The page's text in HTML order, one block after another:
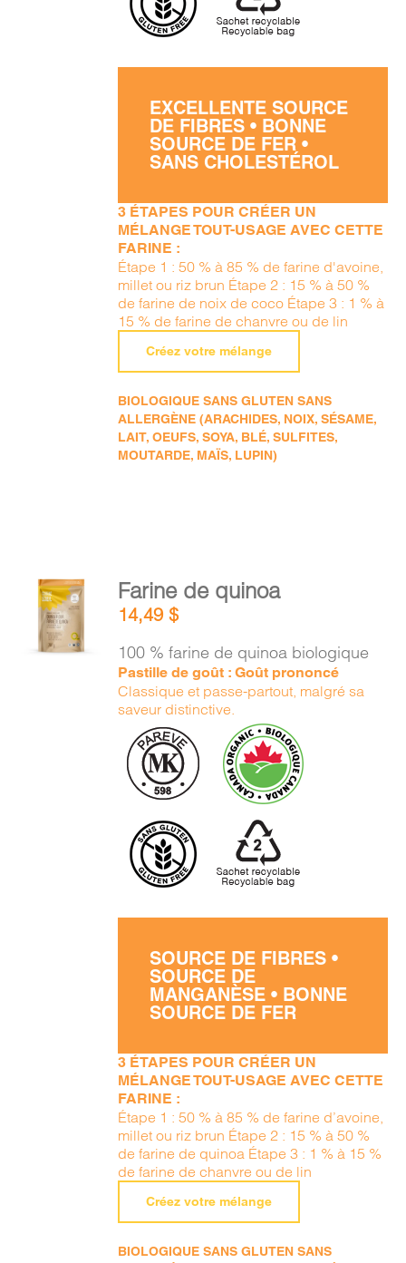
EXCELLENTE SOURCE
DE FIBRES • BONNE
SOURCE DE FER •
SANS CHOLESTÉROL
3 ÉTAPES POUR CRÉER UN
MÉLANGE TOUT-USAGE AVEC CETTE
FARINE :
Étape 1 : 50 % à 85 % de farine d'avoine,
millet ou riz brun Étape 2 : 15 % à 50 %
de farine de noix de coco Étape 3 : 1 % à
15 % de farine de chanvre ou de lin
Créez votre mélange
BIOLOGIQUE SANS GLUTEN SANS
ALLERGÈNE (ARACHIDES, NOIX, SÉSAME,
LAIT, OEUFS, SOYA, BLÉ, SULFITES,
MOUTARDE, MAÏS, LUPIN)
AJOUTER
AU
PANIER
DÉTAILS
Farine de quinoa
14,49$
100 % farine de quinoa biologique
Pastille de goût : Goût prononcé
Classique et passe-partout, malgré sa
saveur distinctive.
SOURCE DE FIBRES •
SOURCE DE
MANGANÈSE • BONNE
SOURCE DE FER
3 ÉTAPES POUR CRÉER UN
MÉLANGE TOUT-USAGE AVEC CETTE
FARINE :
Étape 1 : 50 % à 85 % de farine d’avoine,
millet ou riz brun Étape 2 : 15 % à 50 %
de farine de quinoa Étape 3 : 1 % à 15 %
de farine de chanvre ou de lin
Créez votre mélange
BIOLOGIQUE SANS GLUTEN SANS